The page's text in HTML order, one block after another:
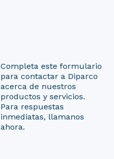
Completa este formulario
para contactar a Diparco
acerca de nuestros
productos y servicios.
Para respuestas
inmediatas, llamanos
ahora.